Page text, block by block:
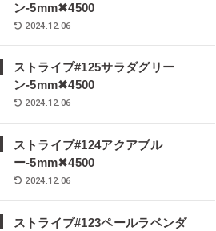
ン-5mm✖︎4500
2024.12.06
ストライプ#125サラダグリー
ン-5mm✖︎4500
2024.12.06
ストライプ#124アクアブル
ー-5mm✖︎4500
2024.12.06
ストライプ#123ペールラベンダ